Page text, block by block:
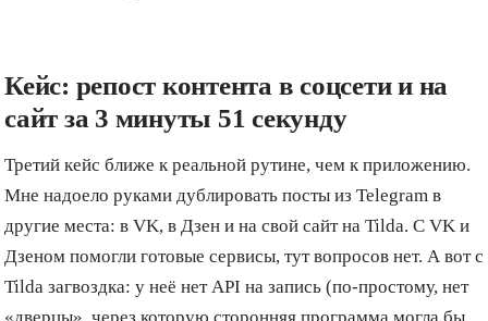
Кейс: репост контента в соцсети и на
сайт за 3 минуты 51 секунду
Третий кейс ближе к реальной рутине, чем к приложению.
Мне надоело руками дублировать посты из Telegram в
другие места: в VK, в Дзен и на свой сайт на Tilda. С VK и
Дзеном помогли готовые сервисы, тут вопросов нет. А вот с
Tilda загвоздка: у неё нет API на запись (по-простому, нет
«дверцы», через которую сторонняя программа могла бы